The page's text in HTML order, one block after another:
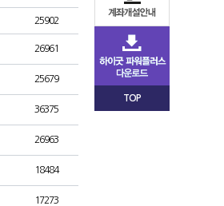
25902
26961
25679
36375
26963
18484
17273
TOP